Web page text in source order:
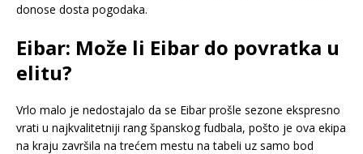
donose dosta pogodaka.
Eibar: Može li Eibar do povratka u
elitu?
Vrlo malo je nedostajalo da se Eibar prošle sezone ekspresno
vrati u najkvalitetniji rang španskog fudbala, pošto je ova ekipa
na kraju završila na trećem mestu na tabeli uz samo bod